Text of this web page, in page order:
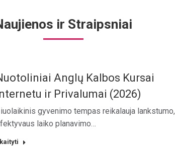
ir Straipsniai
Anglų Kalbos Kursai
ir Privalumai (2026)
gyvenimo tempas reikalauja lankstumo,
laiko planavimo…